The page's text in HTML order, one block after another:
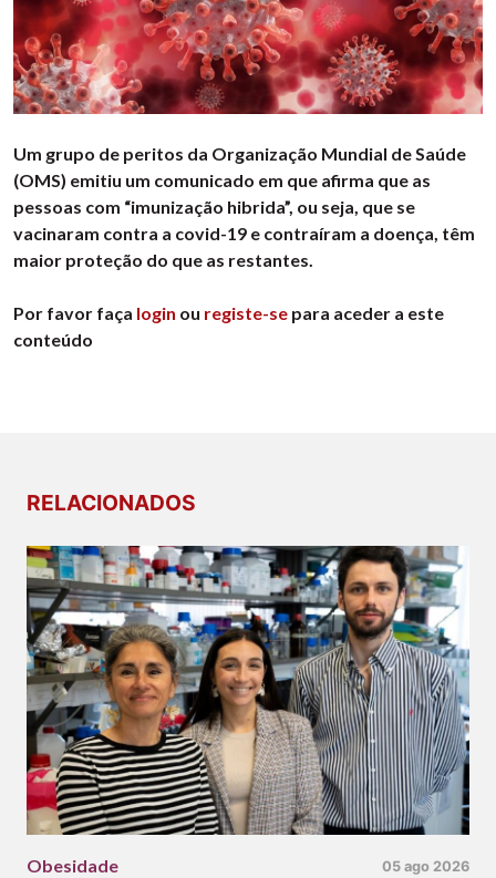
Um grupo de peritos da Organização Mundial de Saúde
(OMS) emitiu um comunicado em que afirma que as
pessoas com “imunização hibrida”, ou seja, que se
vacinaram contra a covid-19 e contraíram a doença, têm
maior proteção do que as restantes.
Por favor faça login ou registe-se para aceder a este
conteúdo
RELACIONADOS
Obesidade 05 ago 2026